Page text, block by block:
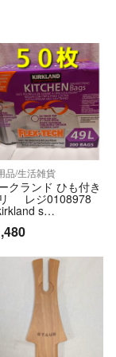
品/生活雑貨
クランド ひも付き
レジ0108978
s…